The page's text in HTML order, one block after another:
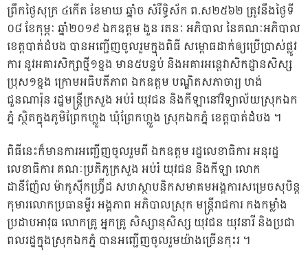
ព្រឹកថ្ងៃសុក្រ ៤កើត ខែមាឃ ឆ្នាំច សំរឹទ្ធិស័ក ព.ស២៥៦២ ត្រូវនឹងថ្ងៃទី
០៨ ខែកុម្ភៈ ឆ្នាំ២០១៩ ឯកឧត្តម ងួន រតនៈ អភិបាល នៃគណៈអភិបាល
ខេត្តបាត់ដំបង បានអញ្ជើញចូលរួមក្នុងពិធី សម្ពោធដាក់ឲ្យប្រើប្រាស់ផ្លូវ
ការ នូវអគារសិក្សាថ្មី១ខ្នង មាន៥បន្ទប់ និងអគារអន្តេវាសិកដ្ឋានសិស្ស
ប្រុស១ខ្នង ក្រោមអធិបតីភាព ឯកឧត្តម បណ្ឌិតសភាចារ្យ ហង់
ជួនណារ៉ុន រដ្ឋមន្ត្រីក្រសួង អប់រំ យុវជន និងកីឡានៅវិទ្យាល័យស្រុកឯក
ភ្នំ ស្ថិតក្នុងភូមិព្រែកហ្លួង ឃុំព្រែកហ្លួង ស្រុកឯកភ្នំ ខេត្តបាត់ដំបង ។
ពិធីនេះក៏មានការអញ្ជើញចូលរួមពី ឯកឧត្តម រដ្ឋលេខាធិការ អនុរដ្ឋ
លេខាធិការ គណៈប្រតិភូក្រសួង អប់រំ យុវជន និងកីឡា លោក
ដានីញ៉ែល ម៉ាកូស៊ីកហ្វ្រ៊ីដ សហស្ថាបនិកសមាគមអង្គការសម្រេចសុបិន្ត
កុមារលោកប្រធានម្ទីរ អង្គភាព អភិបាលស្រុក មន្ត្រីរាជការ កងកម្លាំង
ប្រដាបអាវុធ លោកគ្រូ អ្នកគ្រូ សិស្សានុសិស្ស យុវជន យុវនារី និងប្រជា
ពលរដ្ឋក្នុងស្រុកឯកភ្នំ បានអញ្ជើញចូលរួមយ៉ាងច្រើនកុះរ ។